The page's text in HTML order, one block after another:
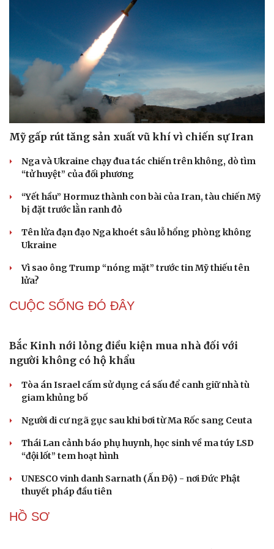
Hơn 1.000 người chung sức tái tạo dòng chữ “BÁC HỒ
SỐNG MÃI” trên Núi Nhón
Đại học Kinh tế Quốc dân công bố điểm chuẩn, cao nhất
28,84
TP.HCM tăng hơn 96.000 học sinh trong năm học mới
Tìm thấy người mất tích trong vụ sạt lở tại xã Chế Tạo
(Lào Cai)
Ăn đu đủ khi bụng đói buổi sáng: 8 lợi ích không
phải ai cũng biết
4 thực phẩm để tủ lạnh quá 2 ngày dễ gây ngộ độc
Tưởng ăn cơm buổi sáng sẽ "nặng bụng", chuyên gia
dinh dưỡng nói điều bất ngờ
Muốn khỏe mạnh khi về già, đừng bỏ qua 8 chỉ số kiểm
tra sức khỏe từ tuổi 40
QUAN SÁT